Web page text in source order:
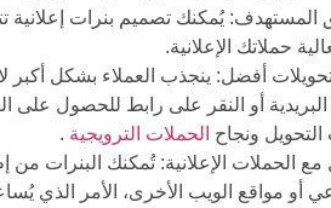
المستهدف: يُمكنك تصميم بنرات إعلانية
حملاتك الإعلانية.
أفضل: ينجذب العملاء بشكل أكبر
البريدية أو النقر على رابط للحصول على
ونجاح الحملات الترويجية .
مع الحملات الإعلانية: تُمكنك البنرات
أو مواقع الويب الأخرى، الأمر